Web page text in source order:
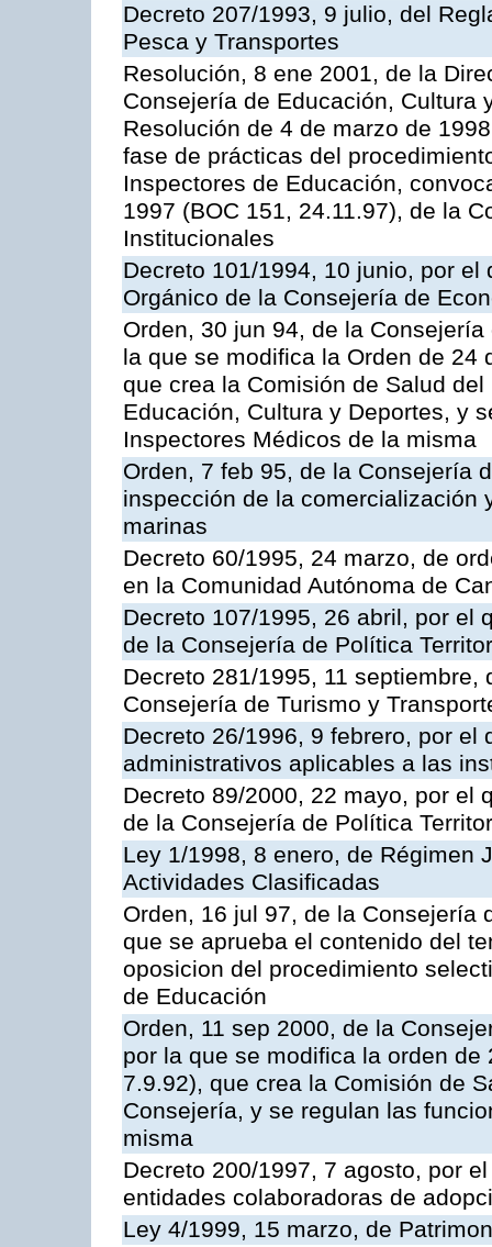
Decreto 207/1993, 9 julio, del
Pesca y Transportes
Resolución, 8 ene 2001, de la
Consejería de Educación, Cultura
Resolución de 4 de marzo de
fase de prácticas del
Inspectores de Educación,
1997 (BOC 151, 24.11.97), de la
Institucionales
Decreto 101/1994, 10 junio, por
Orgánico de la Consejería de
Orden, 30 jun 94, de la
la que se modifica la Orden de 24
que crea la Comisión de Salud
Educación, Cultura y Deportes, y
Inspectores Médicos de la misma
Orden, 7 feb 95, de la Consejería
inspección de la comercialización
marinas
Decreto 60/1995, 24 marzo, de
en la Comunidad Autónoma de
Decreto 107/1995, 26 abril, por el
de la Consejería de Política
Decreto 281/1995, 11
Consejería de Turismo y
Decreto 26/1996, 9 febrero, por
administrativos aplicables a las
Decreto 89/2000, 22 mayo, por el
de la Consejería de Política
Ley 1/1998, 8 enero, de Régimen
Actividades Clasificadas
Orden, 16 jul 97, de la Consejería
que se aprueba el contenido del
oposicion del procedimiento
de Educación
Orden, 11 sep 2000, de la
por la que se modifica la orden
7.9.92), que crea la Comisión de
Consejería, y se regulan las
misma
Decreto 200/1997, 7 agosto, por
entidades colaboradoras de
Ley 4/1999, 15 marzo, de